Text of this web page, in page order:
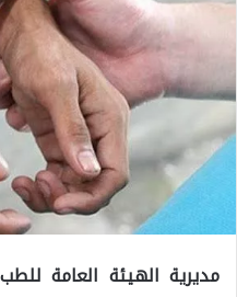
مديرية الهيئة العامة